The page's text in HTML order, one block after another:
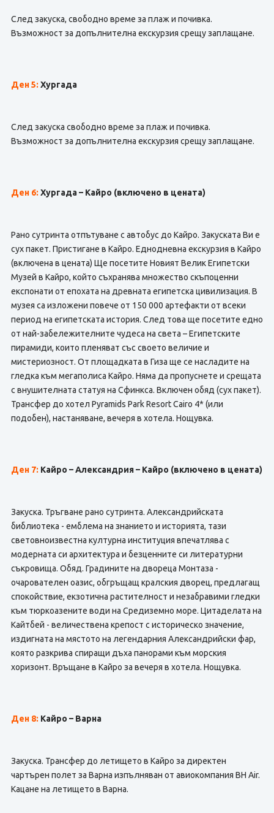
След закуска, свободно време за плаж и почивка.
Възможност за допълнителна екскурзия срещу заплащане.
Ден 5: Хургада
След закуска свободно време за плаж и почивка.
Възможност за допълнителна екскурзия срещу заплащане.
Ден 6: Хургада – Кайро (включено в цената)
Рано сутринта отпътуване с автобус до Кайро. Закуската Ви е
сух пакет. Пристигане в Кайро. Еднодневна екскурзия в Кайро
(включена в цената) Ще посетите Новият Велик Египетски
Музей в Кайро, който съхранява множество скъпоценни
експонати от епохата на древната египетска цивилизация. В
музея са изложени повече от 150 000 артефакти от всеки
период на египетската история. След това ще посетите едно
от най-забележителните чудеса на света – Египетските
пирамиди, които пленяват със своето величие и
мистериозност. От площадката в Гиза ще се насладите на
гледка към мегаполиса Кайро. Няма да пропуснете и срещата
с внушителната статуя на Сфинкса. Включен обяд (сух пакет).
Трансфер до хотел Pyramids Park Resort Cairo 4* (или
подобен), настаняване, вечеря в хотела. Нощувка.
Ден 7: Кайро – Александрия – Кайро (включено в цената)
Закуска. Тръгване рано сутринта. Александрийската
библиотека - емблема на знанието и историята, тази
световноизвестна културна институция впечатлява с
модерната си архитектура и безценните си литературни
съкровища. Обяд. Градините на двореца Монтаза -
очарователен оазис, обгръщащ кралския дворец, предлагащ
спокойствие, екзотична растителност и незабравими гледки
към тюркоазените води на Средиземно море. Цитаделата на
Кайтбей - величествена крепост с историческо значение,
издигната на мястото на легендарния Александрийски фар,
която разкрива спиращи дъха панорами към морския
хоризонт. Връщане в Кайро за вечеря в хотела. Нощувка.
Ден 8: Кайро – Варна
Закуска. Трансфер до летището в Кайро за директен
чартърен полет за Варна изпълняван от авиокомпания BH Air.
Кацане на летището в Варна.